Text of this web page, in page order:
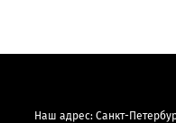
Наш адрес: Санкт-